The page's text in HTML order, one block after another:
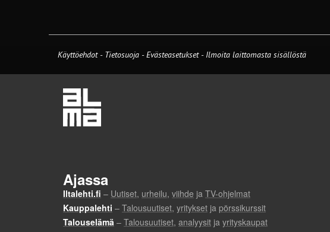
Käyttöehdot - Tietosuoja -Evästeasetukset- Ilmoita laittomasta sisällöstä